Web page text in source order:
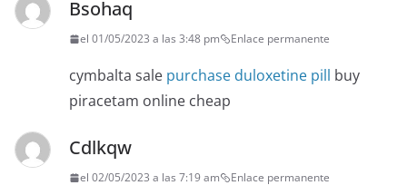
Bsohaq
el 01/05/2023 a las 3:48 pm Enlace permanente
cymbalta sale purchase duloxetine pill buy
piracetam online cheap
Cdlkqw
el 02/05/2023 a las 7:19 am Enlace permanente